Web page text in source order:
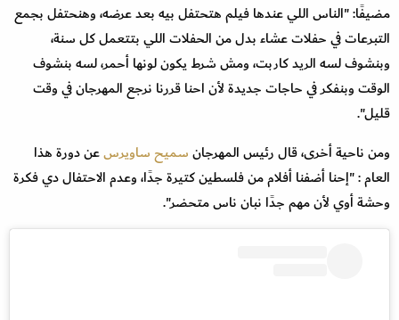
مضيفًا: "الناس اللي عندها فيلم هتحتفل بيه بعد عرضه، وهنحتفل بجمع
التبرعات في حفلات عشاء بدل من الحفلات اللي بتتعمل كل سنة،
وبنشوف لسه الريد كاربت، ومش شرط يكون لونها أحمر، لسه بنشوف
الوقت وبنفكر في حاجات جديدة لأن احنا قررنا نرجع المهرجان في وقت
قليل".
ومن ناحية أخرى، قال رئيس المهرجانسميح ساويرسعن دورة هذا
العام : "إحنا أضفنا أفلام من فلسطين كتيرة جدًا، وعدم الاحتفال دي فكرة
وحشة أوي لأن مهم جدًا نبان ناس متحضر".